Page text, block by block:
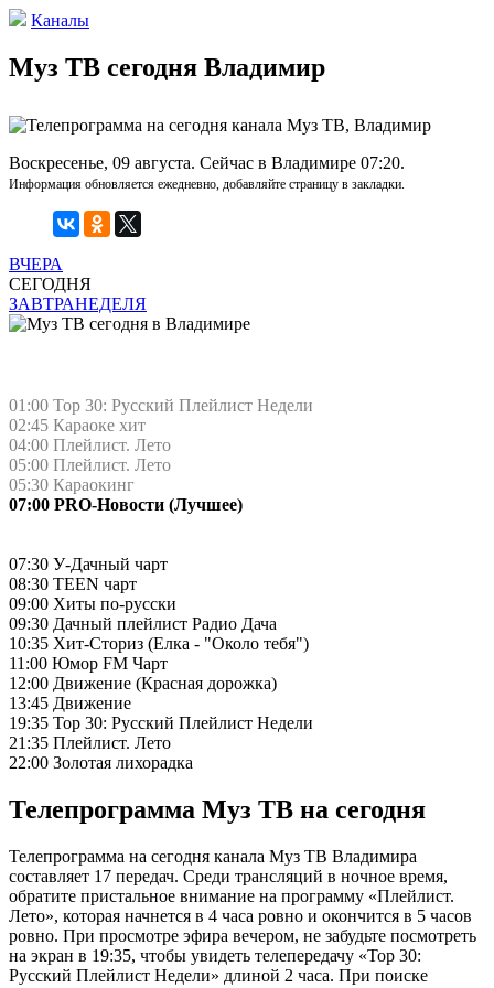
Каналы
Муз ТВ сегодня Владимир
Воскресенье, 09 августа. Сейчас в Владимире 07:20.
Информация обновляется ежедневно, добавляйте страницу в закладки.
ВЧЕРА
СЕГОДНЯ
ЗАВТРАНЕДЕЛЯ
01:00 Top 30: Русский Плейлист Недели
02:45 Караоке хит
04:00 Плейлист. Лето
05:00 Плейлист. Лето
05:30 Караокинг
07:00 PRO-Новости (Лучшее)
07:30 У-Дачный чарт
08:30 TEEN чарт
09:00 Хиты по-русски
09:30 Дачный плейлист Радио Дача
10:35 Хит-Сториз (Елка - "Около тебя")
11:00 Юмор FM Чарт
12:00 Движение (Красная дорожка)
13:45 Движение
19:35 Top 30: Русский Плейлист Недели
21:35 Плейлист. Лето
22:00 Золотая лихорадка
Телепрограмма Муз ТВ на сегодня
Телепрограмма на сегодня канала Муз ТВ Владимира
составляет 17 передач. Среди трансляций в ночное время,
обратите пристальное внимание на программу «Плейлист.
Лето», которая начнется в 4 часа ровно и окончится в 5 часов
ровно. При просмотре эфира вечером, не забудьте посмотреть
на экран в 19:35, чтобы увидеть телепередачу «Top 30:
Русский Плейлист Недели» длиной 2 часа. При поиске